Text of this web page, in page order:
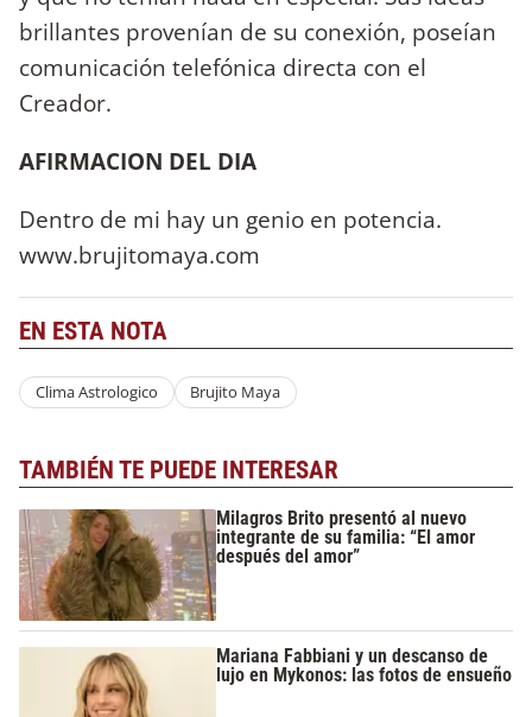
brillantes provenían de su conexión, poseían
comunicación telefónica directa con el
Creador.
AFIRMACION DEL DIA
Dentro de mi hay un genio en potencia.
www.brujitomaya.com
EN ESTA NOTA
Clima Astrologico Brujito Maya
TAMBIÉN TE PUEDE INTERESAR
Milagros Brito presentó al nuevo
integrante de su familia: “El amor
después del amor”
Mariana Fabbiani y un descanso de
lujo en Mykonos: las fotos de ensueño